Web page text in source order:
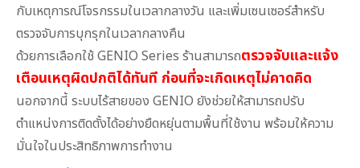
กับเหตุการณ์โจรกรรมในเวลากลางวัน และเพิ่มเซนเซอร์สำหรับ
ตรวจจับการบุกรุกในเวลากลางคืน
ด้วยการเลือกใช้ GENIO Series ร้านสามารถตรวจจับและแจ้ง
เตือนเหตุผิดปกติได้ทันที ก่อนที่จะเกิดเหตุไม่คาดคิด
นอกจากนี้ ระบบไร้สายของ GENIO ยังช่วยให้สามารถปรับ
ตำแหน่งการติดตั้งได้อย่างยืดหยุ่นตามพื้นที่ใช้งาน พร้อมให้ความ
มั่นใจในประสิทธิภาพการทำงาน